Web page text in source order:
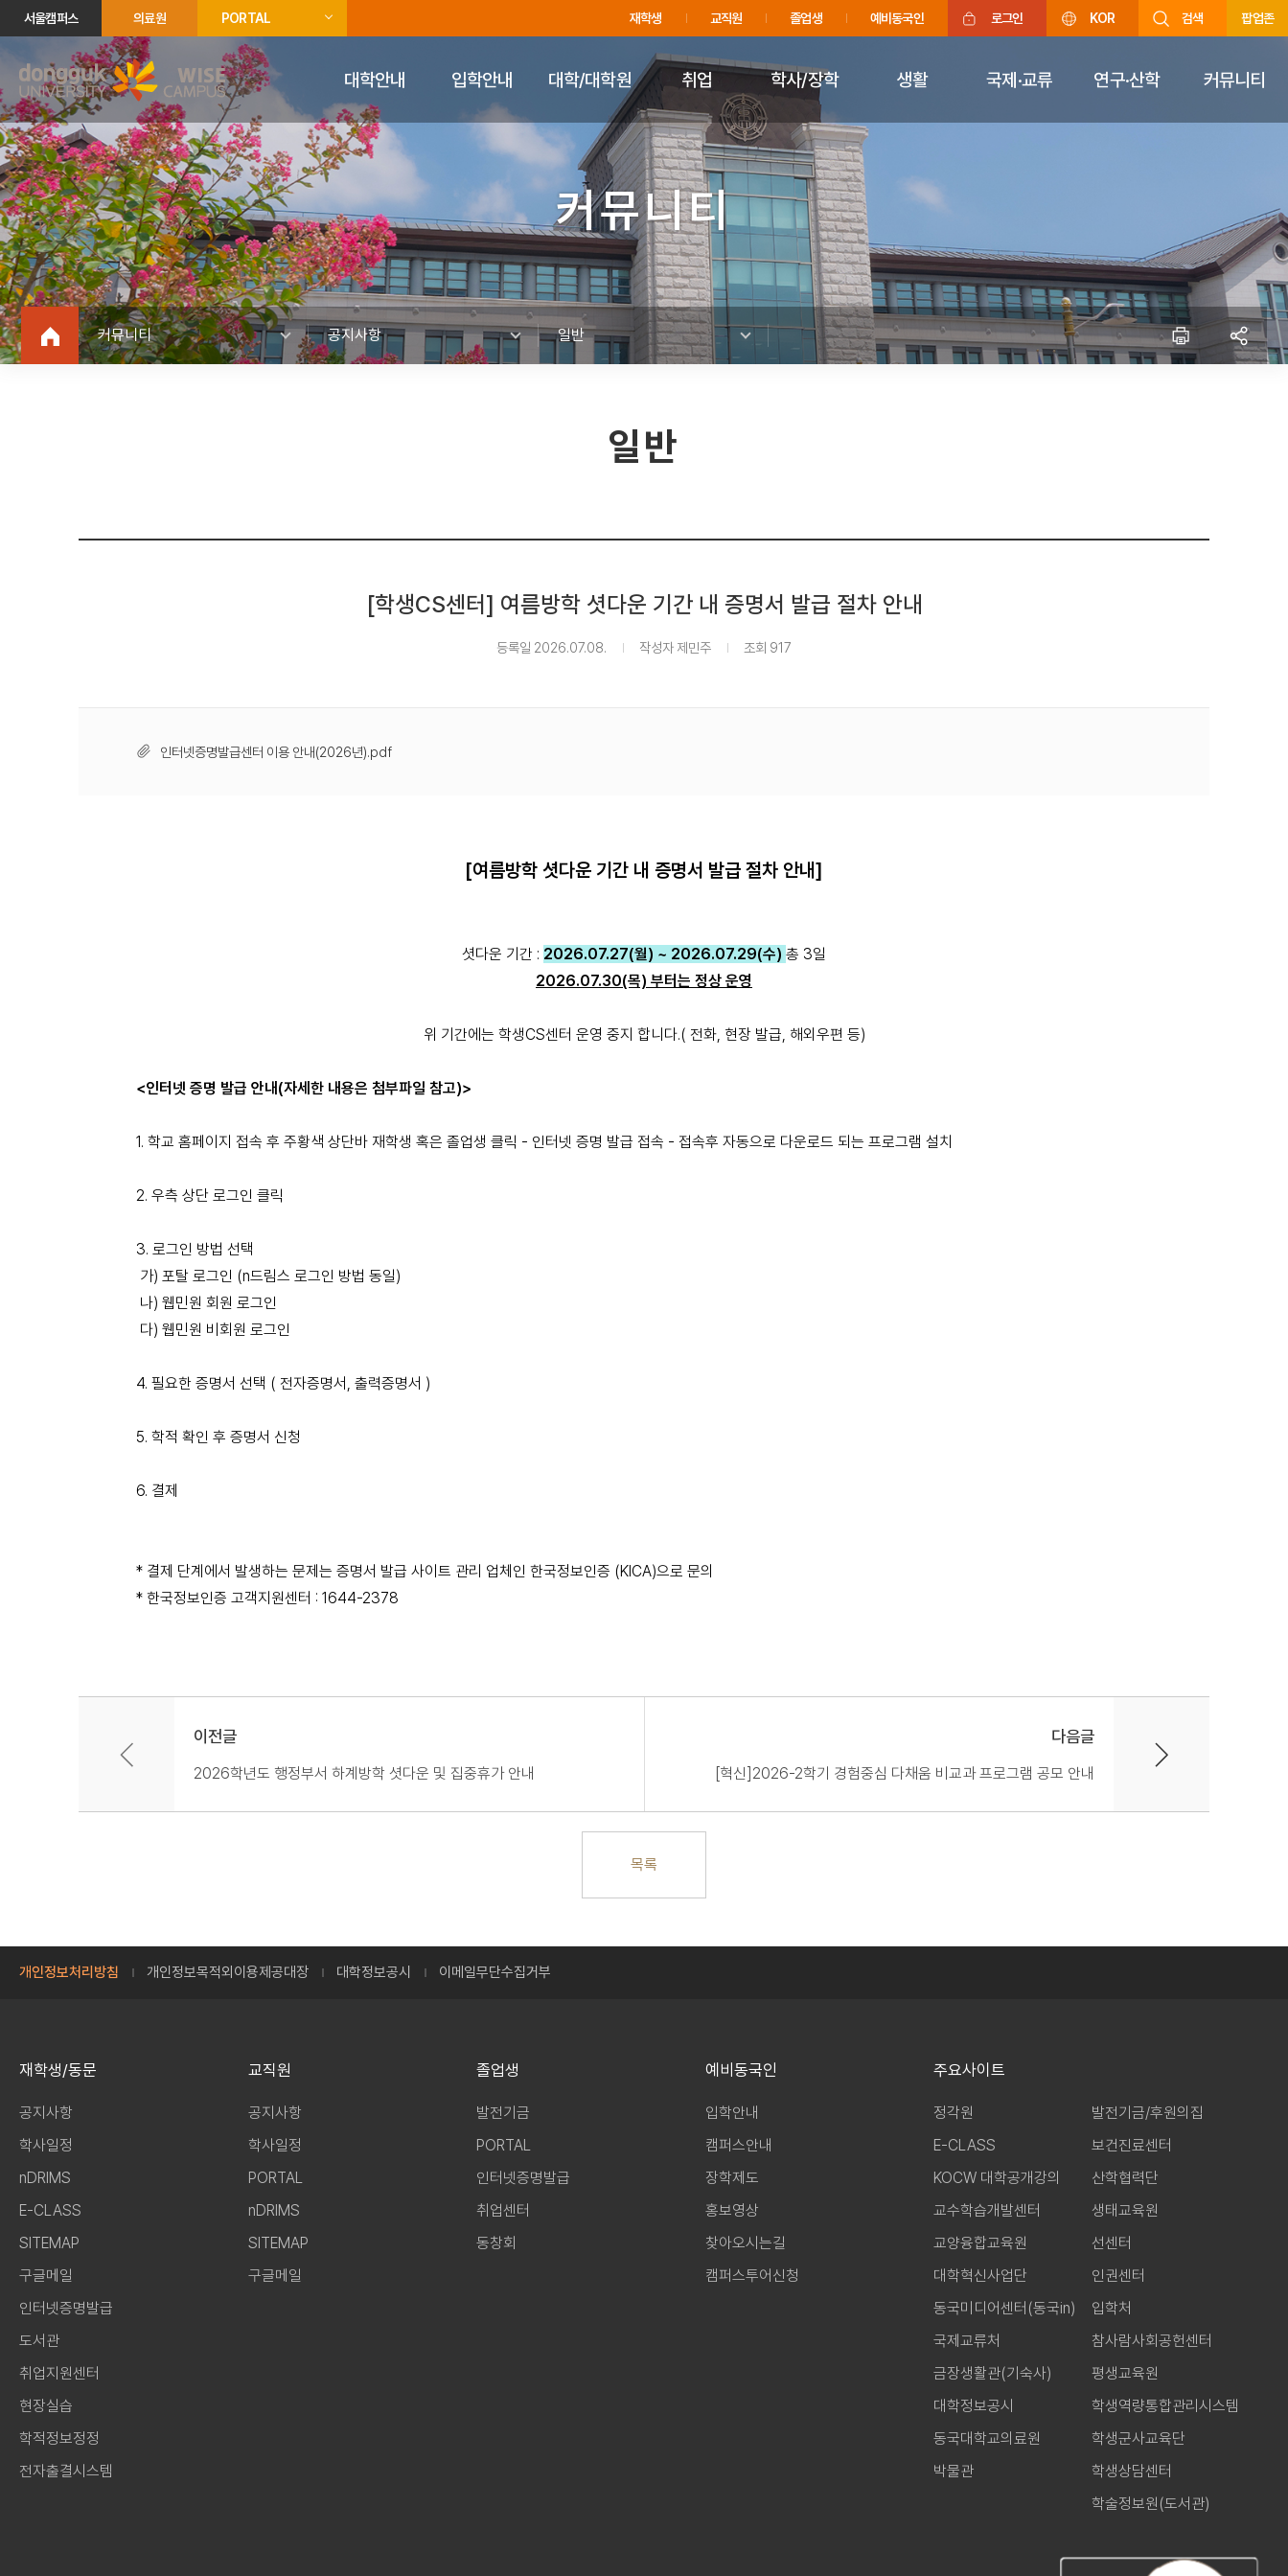
주메뉴 바로가기
푸터 바로가기
서울캠퍼스 의료원 PORTAL 재학생 교직원 졸업생 예비동국인 로그인 KOR 검색 팝업존
대학안내 입학안내 대학/대학원 취업 학사/장학 생활 국제·교류 연구·산학 커뮤니티
커뮤니티
커뮤니티 공지사항 일반
일반
[학생CS센터] 여름방학 셧다운 기간 내 증명서 발급 절차 안내
등록일 2026.07.08. 작성자 제민주 조회 917
인터넷증명발급센터 이용 안내(2026년).pdf
[여름방학 셧다운 기간 내 증명서 발급 절차 안내]
셧다운 기간 : 2026.07.27(월) ~ 2026.07.29(수) 총 3일
2026.07.30(목) 부터는 정상 운영
위 기간에는 학생CS센터 운영 중지 합니다.( 전화, 현장 발급, 해외우편 등)
<인터넷 증명 발급 안내(자세한 내용은 첨부파일 참고)>
1. 학교 홈페이지 접속 후 주황색 상단바 재학생 혹은 졸업생 클릭 - 인터넷 증명 발급 접속 - 접속후 자동으로 다운로드 되는 프로그램 설치
2. 우측 상단 로그인 클릭
3. 로그인 방법 선택
가) 포탈 로그인 (n드림스 로그인 방법 동일)
나) 웹민원 회원 로그인
다) 웹민원 비회원 로그인
4. 필요한 증명서 선택 ( 전자증명서, 출력증명서 )
5. 학적 확인 후 증명서 신청
6. 결제
* 결제 단계에서 발생하는 문제는 증명서 발급 사이트 관리 업체인 한국정보인증 (KICA)으로 문의
* 한국정보인증 고객지원센터 : 1644-2378
이전글
2026학년도 행정부서 하계방학 셧다운 및 집중휴가 안내
다음글
[혁신]2026-2학기 경험중심 다채움 비교과 프로그램 공모 안내
목록
개인정보처리방침 개인정보목적외이용제공대장 대학정보공시 이메일무단수집거부
재학생/동문
공지사항
학사일정
nDRIMS
E-CLASS
SITEMAP
구글메일
인터넷증명발급
도서관
취업지원센터
현장실습
학적정보정정
전자출결시스템
교직원
공지사항
학사일정
PORTAL
nDRIMS
SITEMAP
구글메일
졸업생
발전기금
PORTAL
인터넷증명발급
취업센터
동창회
예비동국인
입학안내
캠퍼스안내
장학제도
홍보영상
찾아오시는길
캠퍼스투어신청
주요사이트
정각원
E-CLASS
KOCW 대학공개강의
교수학습개발센터
교양융합교육원
대학혁신사업단
동국미디어센터(동국in)
국제교류처
금장생활관(기숙사)
대학정보공시
동국대학교의료원
박물관
발전기금/후원의집
보건진료센터
산학협력단
생태교육원
선센터
인권센터
입학처
참사람사회공헌센터
평생교육원
학생역량통합관리시스템
학생군사교육단
학생상담센터
학술정보원(도서관)